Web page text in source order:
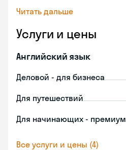
Читать дальше
Услуги и цены
Английский язык
Деловой - для бизнеса
Для путешествий
Для начинающих - премиум
Все услуги и цены (4)